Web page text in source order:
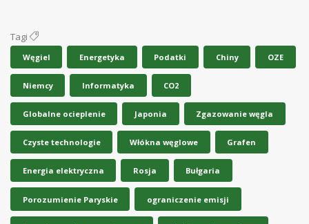
Tagi
Węgiel Energetyka Podatki Chiny OZE
Niemcy Informatyka CO2
Globalne ocieplenie Japonia Zgazowanie węgla
Czyste technologie Włókna węglowe Grafen
Energia elektryczna Rosja Bułgaria
Porozumienie Paryskie ograniczenie emisji